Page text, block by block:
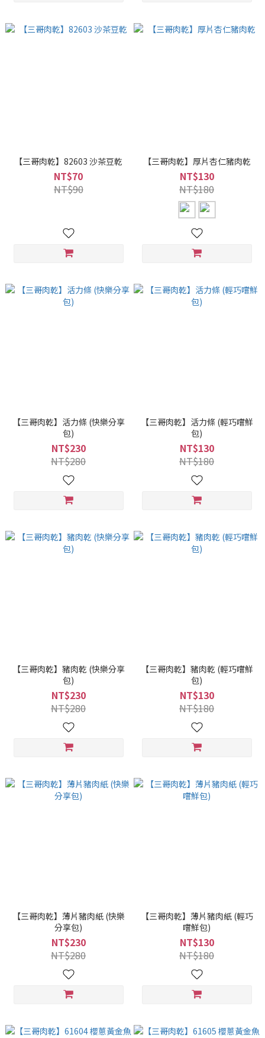
【三哥肉乾】82603 沙茶豆乾
NT$70
NT$90
【三哥肉乾】厚片杏仁豬肉乾
NT$130
NT$180
【三哥肉乾】活力條 (快樂分享
包)
NT$230
NT$280
【三哥肉乾】活力條 (輕巧嚐鮮
包)
NT$130
NT$180
【三哥肉乾】豬肉乾 (快樂分享
包)
NT$230
NT$280
【三哥肉乾】豬肉乾 (輕巧嚐鮮
包)
NT$130
NT$180
【三哥肉乾】薄片豬肉紙 (快樂
分享包)
NT$230
NT$280
【三哥肉乾】薄片豬肉紙 (輕巧
嚐鮮包)
NT$130
NT$180